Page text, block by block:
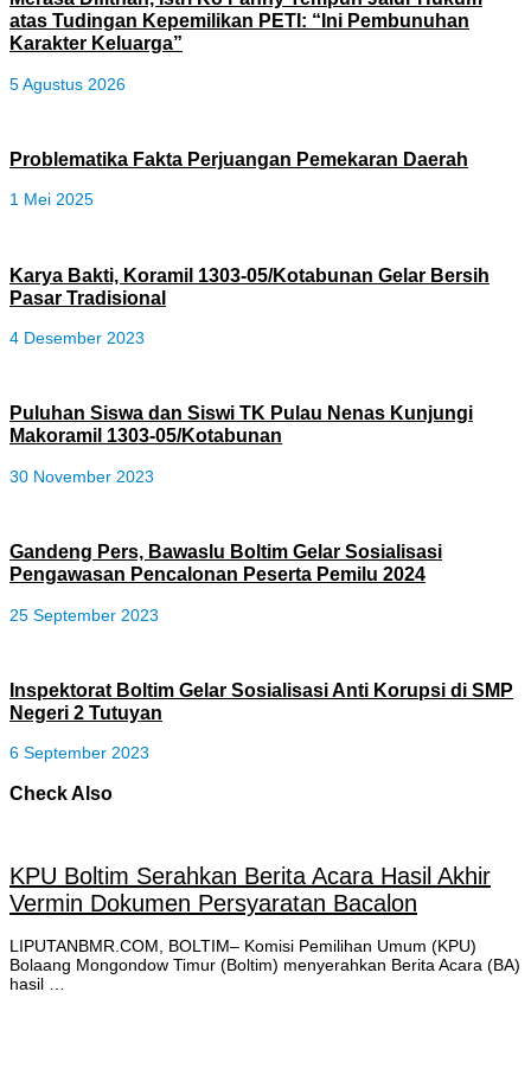
atas Tudingan Kepemilikan PETI: “Ini Pembunuhan
Karakter Keluarga”
5 Agustus 2026
Problematika Fakta Perjuangan Pemekaran Daerah
1 Mei 2025
Karya Bakti, Koramil 1303-05/Kotabunan Gelar Bersih
Pasar Tradisional
4 Desember 2023
Puluhan Siswa dan Siswi TK Pulau Nenas Kunjungi
Makoramil 1303-05/Kotabunan
30 November 2023
Gandeng Pers, Bawaslu Boltim Gelar Sosialisasi
Pengawasan Pencalonan Peserta Pemilu 2024
25 September 2023
Inspektorat Boltim Gelar Sosialisasi Anti Korupsi di SMP
Negeri 2 Tutuyan
6 September 2023
Check Also
KPU Boltim Serahkan Berita Acara Hasil Akhir
Vermin Dokumen Persyaratan Bacalon
LIPUTANBMR.COM, BOLTIM– Komisi Pemilihan Umum (KPU)
Bolaang Mongondow Timur (Boltim) menyerahkan Berita Acara (BA)
hasil …